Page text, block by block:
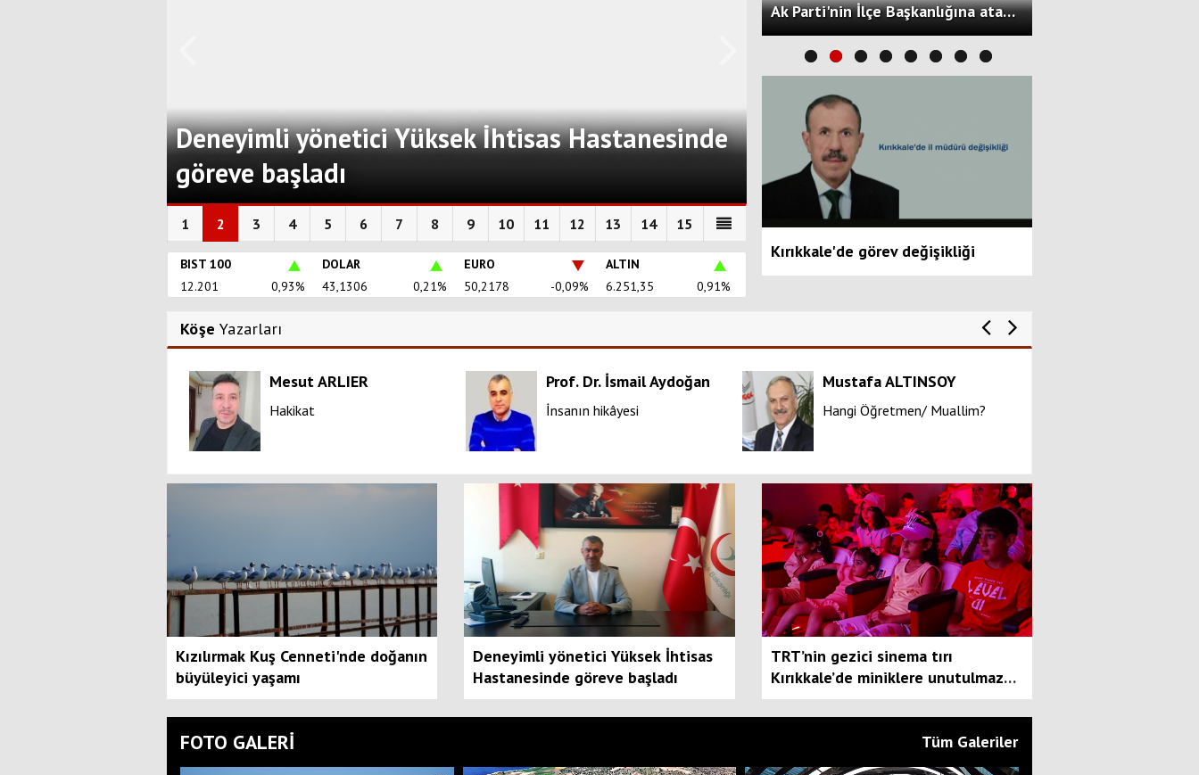
Deneyimli yönetici Yüksek İhtisas Hastanesinde
göreve başladı
1 2 3 4 5 6 7 8 9 10 11 12 13 14 15
BIST 100
12.201
0,93%
DOLAR
43,1306
0,21%
EURO
50,2178
-0,09%
ALTIN
6.251,35
0,91%
Ak Parti'nin İlçe Başkanlığına atandı.
Kırıkkale'de görev değişikliği
Köşe Yazarları
Mesut ARLIER
Hakikat
Prof. Dr. İsmail Aydoğan
İnsanın hikâyesi
Mustafa ALTINSOY
Hangi Öğretmen/ Muallim?
Kızılırmak Kuş Cenneti'nde doğanın
büyüleyici yaşamı
Deneyimli yönetici Yüksek İhtisas
Hastanesinde göreve başladı
TRT’nin gezici sinema tırı
Kırıkkale’de miniklere unutulmaz
anlar...
FOTO GALERİ Tüm Galeriler